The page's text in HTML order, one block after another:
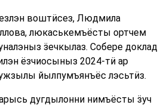
воштӥсез, Людмила
люкаськемъёсты ортчем
ӟечкылаз. Собере доклад
ёзчиосыныз 2024-тӥ ар
йылпумъянъёс лэсьтӥз.
дугдылонни нимъёсты ӟуч